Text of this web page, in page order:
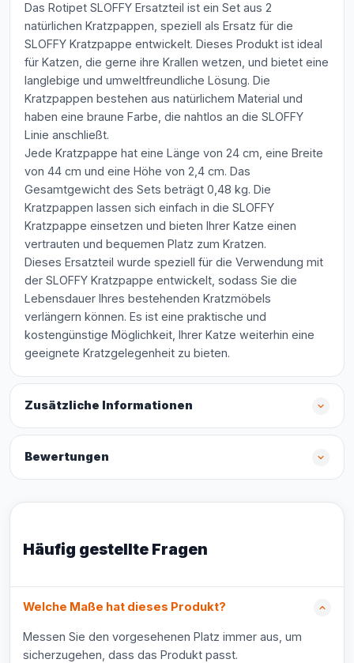
Das Rotipet SLOFFY Ersatzteil ist ein Set aus 2
natürlichen Kratzpappen, speziell als Ersatz für die
SLOFFY Kratzpappe entwickelt. Dieses Produkt ist ideal
für Katzen, die gerne ihre Krallen wetzen, und bietet eine
langlebige und umweltfreundliche Lösung. Die
Kratzpappen bestehen aus natürlichem Material und
haben eine braune Farbe, die nahtlos an die SLOFFY
Linie anschließt.
Jede Kratzpappe hat eine Länge von 24 cm, eine Breite
von 44 cm und eine Höhe von 2,4 cm. Das
Gesamtgewicht des Sets beträgt 0,48 kg. Die
Kratzpappen lassen sich einfach in die SLOFFY
Kratzpappe einsetzen und bieten Ihrer Katze einen
vertrauten und bequemen Platz zum Kratzen.
Dieses Ersatzteil wurde speziell für die Verwendung mit
der SLOFFY Kratzpappe entwickelt, sodass Sie die
Lebensdauer Ihres bestehenden Kratzmöbels
verlängern können. Es ist eine praktische und
kostengünstige Möglichkeit, Ihrer Katze weiterhin eine
geeignete Kratzgelegenheit zu bieten.
Zusätzliche Informationen
Bewertungen
Häufig gestellte Fragen
Welche Maße hat dieses Produkt?
Messen Sie den vorgesehenen Platz immer aus, um
sicherzugehen, dass das Produkt passt.